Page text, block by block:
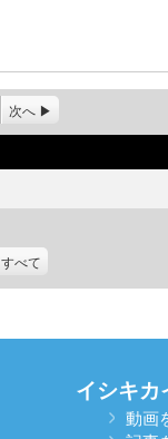
次へ
すべて
イシキ
動画